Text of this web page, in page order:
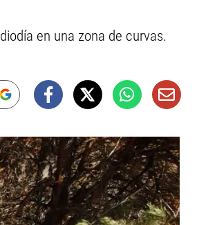
en una zona de curvas.